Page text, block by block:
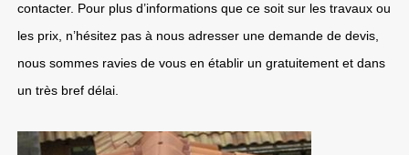
contacter. Pour plus d’informations que ce soit sur les travaux ou
les prix, n’hésitez pas à nous adresser une demande de devis,
nous sommes ravies de vous en établir un gratuitement et dans
un très bref délai.